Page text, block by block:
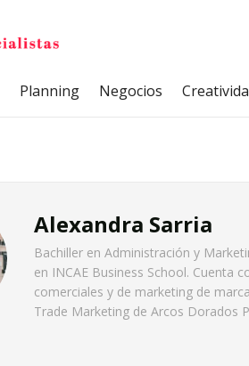
Planning Negocios
Alexandra Sarria
Bachiller en Administración y
en INCAE Business School. Cuenta
comerciales y de marketing de
Trade Marketing de Arcos Dorados